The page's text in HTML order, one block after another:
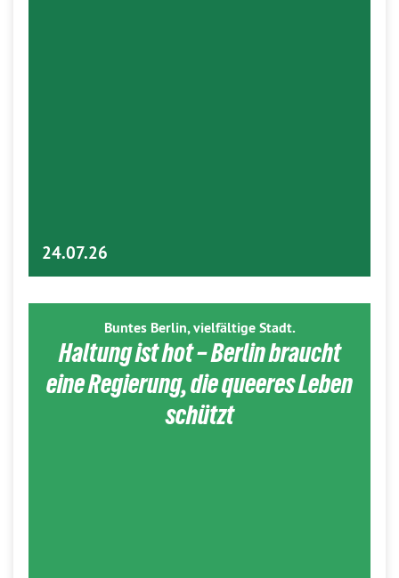
24.07.26
Buntes Berlin, vielfältige Stadt.
Haltung ist hot – Berlin braucht
eine Regierung, die queeres Leben
schützt